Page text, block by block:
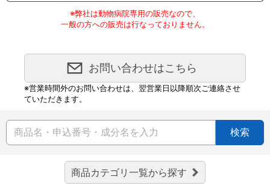
※弊社は動物病院専用の販売なので、
一般の方への販売は行なっておりません。
お問い合わせはこちら
※営業時間外のお問い合わせは、翌営業日以降順次ご連絡させ
ていただきます。
検索
商品カテゴリ一覧から探す